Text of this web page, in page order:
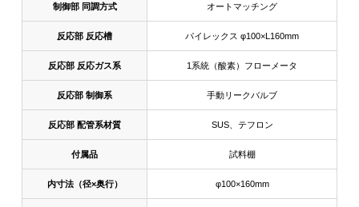
制御部 同調方式 オートマッチング
反応部 反応槽 パイレックス φ100×L160mm
反応部 反応ガス系 1系統（酸素）フローメータ
反応部 制御系 手動リークバルブ
反応部 配管系材質 SUS、テフロン
付属品 試料棚
内寸法（径×奥行） φ100×160mm